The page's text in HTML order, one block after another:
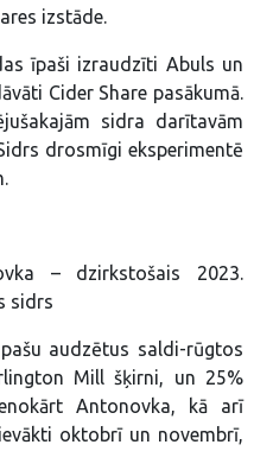
izstāde.
īpaši izraudzīti Abuls un
Cider Share pasākumā.
sidra darītavām
drosmīgi eksperimentē
– dzirkstošais 2023.
sidrs
audzētus saldi-rūgtos
Mill šķirni, un 25%
Antonovka, kā arī
oktobrī un novembrī,